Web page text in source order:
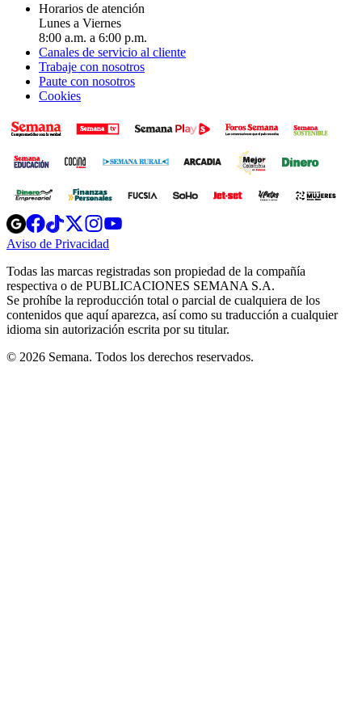
Horarios de atención
Lunes a Viernes
8:00 a.m. a 6:00 p.m.
Canales de servicio al cliente
Trabaje con nosotros
Paute con nosotros
Cookies
Opens
in
new
Opens
in
new
Opens
in
new
window
Opens
new
windowwindow
Aviso de Privacidad
new
window
Todas las marcas registradas son propiedad de la compañía
respectiva o de PUBLICACIONES SEMANA S.A.
Se prohíbe la reproducción total o parcial de cualquiera de los
contenidos que aquí aparezca, así como su traducción a cualquier
idioma sin autorización escrita por su titular.
© 2026 Semana. Todos los derechos reservados.